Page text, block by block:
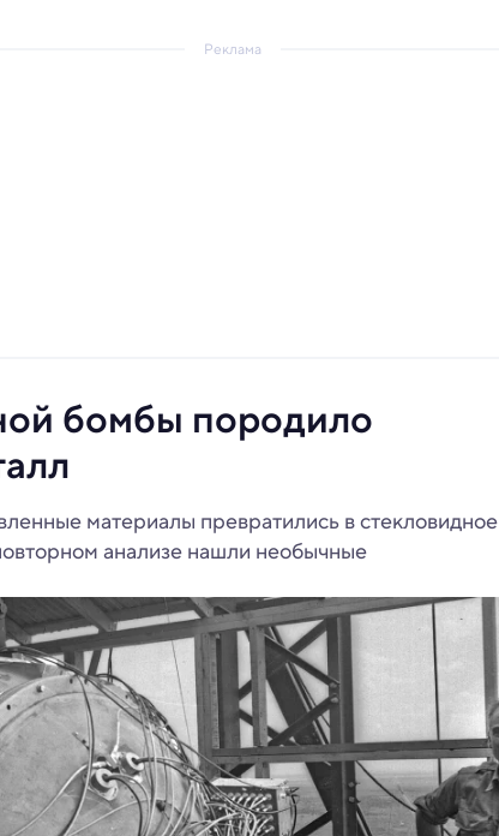
Реклама
бомбы породило
материалы превратились в стекловидное
анализе нашли необычные